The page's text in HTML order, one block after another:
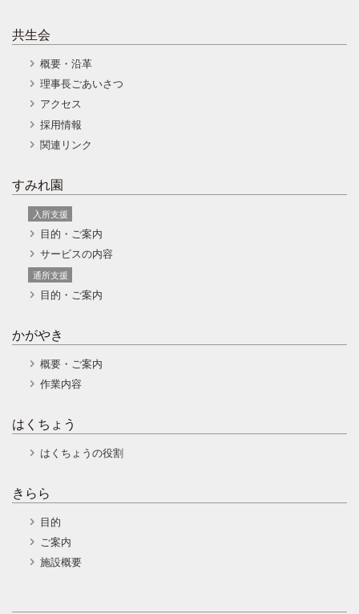
共生会
概要・沿革
理事長ごあいさつ
アクセス
採用情報
関連リンク
すみれ園
入所支援
目的・ご案内
サービスの内容
通所支援
目的・ご案内
かがやき
概要・ご案内
作業内容
はくちょう
はくちょうの役割
きらら
目的
ご案内
施設概要